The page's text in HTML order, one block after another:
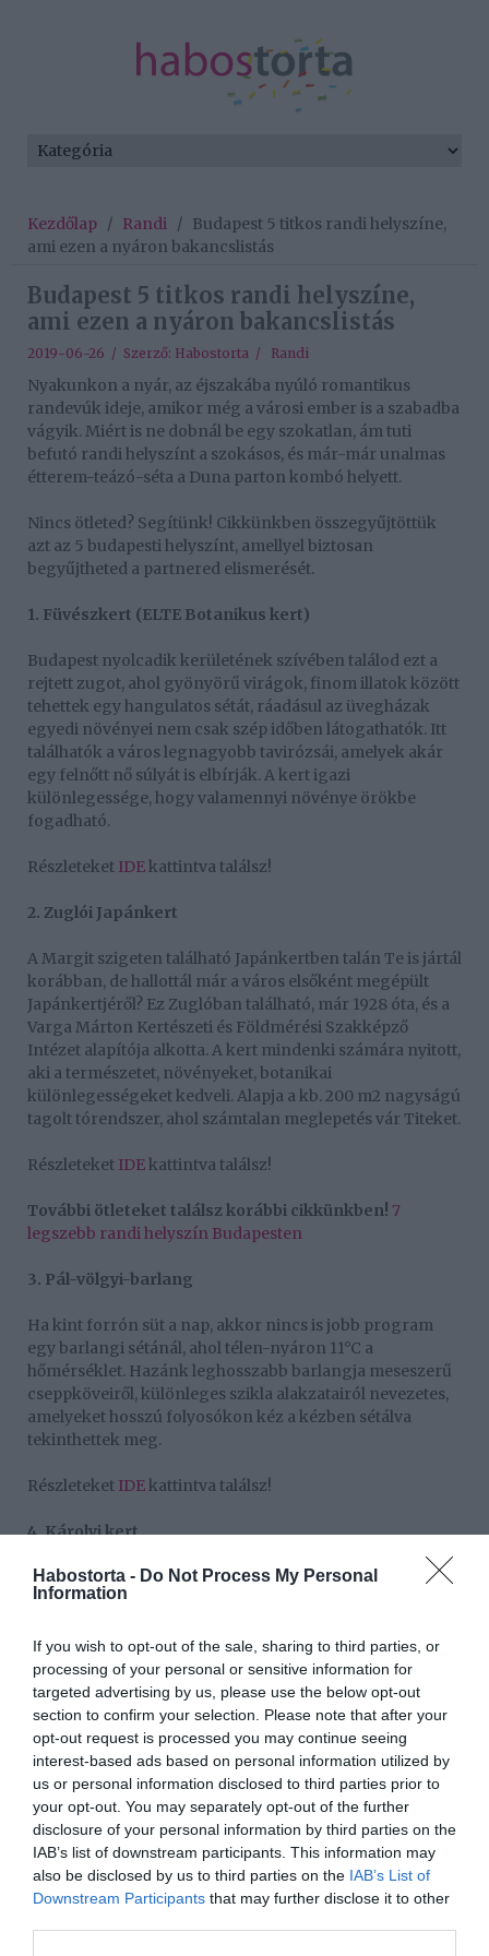
Habostorta - Do Not Process My Personal
Information
If you wish to opt-out of the sale, sharing to third parties, or
processing of your personal or sensitive information for
targeted advertising by us, please use the below opt-out
section to confirm your selection. Please note that after your
opt-out request is processed you may continue seeing
interest-based ads based on personal information utilized by
us or personal information disclosed to third parties prior to
your opt-out. You may separately opt-out of the further
disclosure of your personal information by third parties on the
IAB’s list of downstream participants. This information may
also be disclosed by us to third parties on the IAB’s List of
Downstream Participants that may further disclose it to other
Kezdőlap / Randi / Budapest 5 titkos randi helyszíne,
ami ezen a nyáron bakancslistás
Budapest 5 titkos randi helyszíne,
ami ezen a nyáron bakancslistás
2019-06-26 / Szerző: Habostorta / Randi
Nyakunkon a nyár, az éjszakába nyúló romantikus
randevúk ideje, amikor még a városi ember is a szabadba
vágyik. Miért is ne dobnál be egy szokatlan, ám tuti
befutó randi helyszínt a szokásos, és már-már unalmas
étterem-teázó-séta a Duna parton kombó helyett.
Nincs ötleted? Segítünk! Cikkünkben összegyűjtöttük
azt az 5 budapesti helyszínt, amellyel biztosan
begyűjtheted a partnered elismerését.
1. Füvészkert (ELTE Botanikus kert)
Budapest nyolcadik kerületének szívében találod ezt a
rejtett zugot, ahol gyönyörű virágok, finom illatok között
tehettek egy hangulatos sétát, ráadásul az üvegházak
egyedi növényei nem csak szép időben látogathatók. Itt
találhatók a város legnagyobb tavirózsái, amelyek akár
egy felnőtt nő súlyát is elbírják. A kert igazi
különlegessége, hogy valamennyi növénye örökbe
fogadható.
Részleteket IDEkattintva találsz!
2. Zuglói Japánkert
A Margit szigeten található Japánkertben talán Te is jártál
korábban, de hallottál már a város elsőként megépült
Japánkertjéről? Ez Zuglóban található, már 1928 óta, és a
Varga Márton Kertészeti és Földmérési Szakképző
Intézet alapítója alkotta. A kert mindenki számára nyitott,
aki a természetet, növényeket, botanikai
különlegességeket kedveli. Alapja a kb. 200 m2 nagyságú
tagolt tórendszer, ahol számtalan meglepetés vár Titeket.
Részleteket IDEkattintva találsz!
További ötleteket találsz korábbi cikkünkben! 7
legszebb randi helyszín Budapesten
3. Pál-völgyi-barlang
Ha kint forrón süt a nap, akkor nincs is jobb program
egy barlangi sétánál, ahol télen-nyáron 11°C a
hőmérséklet. Hazánk leghosszabb barlangja meseszerű
cseppköveiről, különleges szikla alakzatairól nevezetes,
amelyeket hosszú folyosókon kéz a kézben sétálva
tekinthettek meg.
Részleteket IDEkattintva találsz!
4. Károlyi kert
Budapest legrégebbi kertje. Egykor a Károlyi család
tulajdonát képezte, ma viszont egy körbekerített, francia
rendben tartott növényekkel, és kis ösvényekkel,
amelyeken összebújva sétálhattok, vagy akár egy padon
megpihenve élvezhetitek a park békéjét.
RészleteketIDEkattintva találsz!
5. Szent István Bazilika – Panoráma kilátó
Ki ne szeretne gyönyörködni Budapest egyedülálló
panorámájában. Ehhez kínál egy különleges lehetőséget
a Bazilika kilátója, amelynek 96 méteres magasságát
csak a legbátrabbaknak ajánlunk. Lifttel vagy gyalog is